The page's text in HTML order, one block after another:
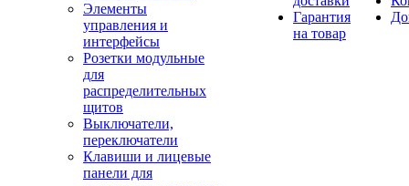
Элементы
управления и
интерфейсы
Розетки модульные
для
распределительных
щитов
Выключатели,
переключатели
Клавиши и лицевые
панели для
Гарантия
на товар